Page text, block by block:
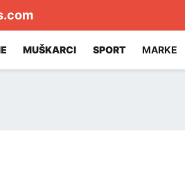
MUŠKARCI SPORT MARKE